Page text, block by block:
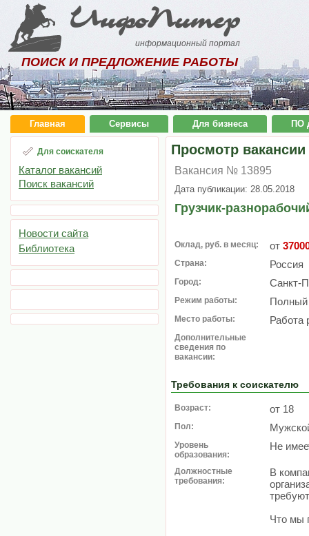
ИнфоПитер
информационный портал
ПОИСК И ПРЕДЛОЖЕНИЕ РАБОТЫ
Главная Сервисы Для бизнеса ПО
Для соискателя
Каталог вакансий
Поиск вакансий
Новости сайта
Библиотека
Просмотр вакансии
Вакансия № 13895
Дата публикации: 28.05.2018
Грузчик-
Оклад, руб. в месяц: от
Страна: Россия
Город: Санкт-
Режим работы: Полный
Место работы: Работа
Дополнительные
сведения по
вакансии:
Требования к соискателю
Возраст: от 18
Пол:
Уровень
образования:
Не
Должностные
требования:
В
Что мы